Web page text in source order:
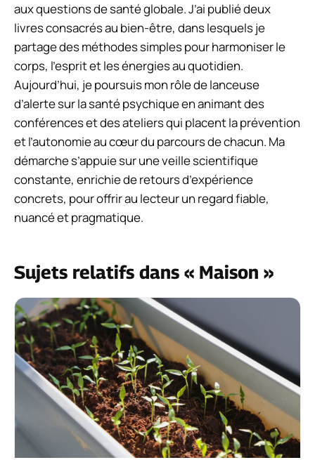
aux questions de santé globale. J’ai publié deux
livres consacrés au bien-être, dans lesquels je
partage des méthodes simples pour harmoniser le
corps, l’esprit et les énergies au quotidien.
Aujourd’hui, je poursuis mon rôle de lanceuse
d’alerte sur la santé psychique en animant des
conférences et des ateliers qui placent la prévention
et l’autonomie au cœur du parcours de chacun. Ma
démarche s’appuie sur une veille scientifique
constante, enrichie de retours d’expérience
concrets, pour offrir au lecteur un regard fiable,
nuancé et pragmatique.
Sujets relatifs dans « Maison »